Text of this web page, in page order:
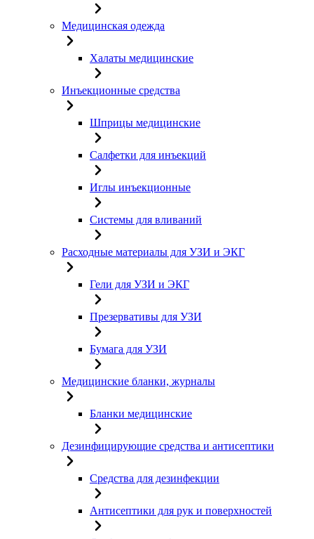
Медицинская одежда
Халаты медицинские
Инъекционные средства
Шприцы медицинские
Салфетки для инъекций
Иглы инъекционные
Системы для вливаний
Расходные материалы для УЗИ и ЭКГ
Гели для УЗИ и ЭКГ
Презервативы для УЗИ
Бумага для УЗИ
Медицинские бланки, журналы
Бланки медицинские
Дезинфицирующие средства и антисептики
Средства для дезинфекции
Антисептики для рук и поверхностей